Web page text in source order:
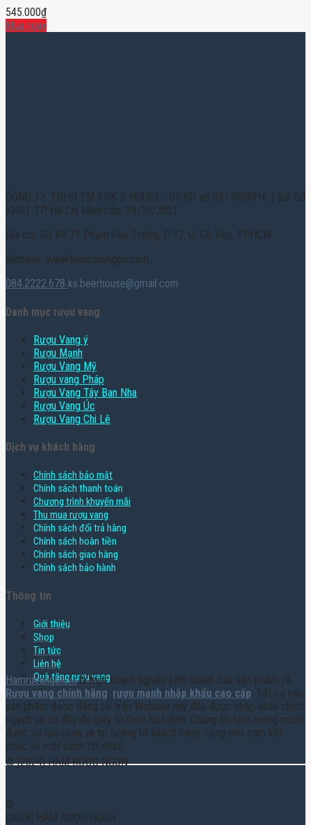
545.000₫
Mua ngay
CÔNG TY TNHH TM XNK K HOUSE - GPKD số 0317003916 | Bởi Sở
KHĐT TP. Hồ Chí Minh cấp: 29/10/2021
Địa chỉ: Số 69-71 Phạm Huy Thông, P. 17, Q. Gò Vấp, TPHCM
Website: www.hamruoungon.com
084.2222.678 ks.beerhouse@gmail.com
Danh mục rượu vang
Rượu Vang ý
Rượu Mạnh
Rượu Vang Mỹ
Rượu vang Pháp
Rượu Vang Tây Ban Nha
Rượu Vang Úc
Rượu Vang Chi Lê
Dịch vụ khách hàng
Chính sách bảo mật
Chính sách thanh toán
Chương trình khuyến mãi
Thu mua rượu vang
Chính sách đổi trả hàng
Chính sách hoàn tiền
Chính sách giao hàng
Chính sách bảo hành
Thông tin
Giới thiệu
Shop
Tin tức
Liên hệ
Quà tặng rượu vang
Hamruoungon.vnlà một doanh nghiệp kinh doanh các sản phẩm về
Rượu vang chính hãng, rượu mạnh nhập khẩu cao cấp. Tất cả các
sản phẩm được đăng tải trên Website này đều được nhập khẩu chính
ngạch và có đầy đủ giấy tờ theo luật định. Chúng tôi luôn mong muốn
được sự lựa chọn và tin tưởng từ khách hàng, cũng như cam kết
phục vụ một cách tốt nhất!
© [2024] HẦM RƯỢU NGON
©
[2024] HẦM RƯỢU NGON